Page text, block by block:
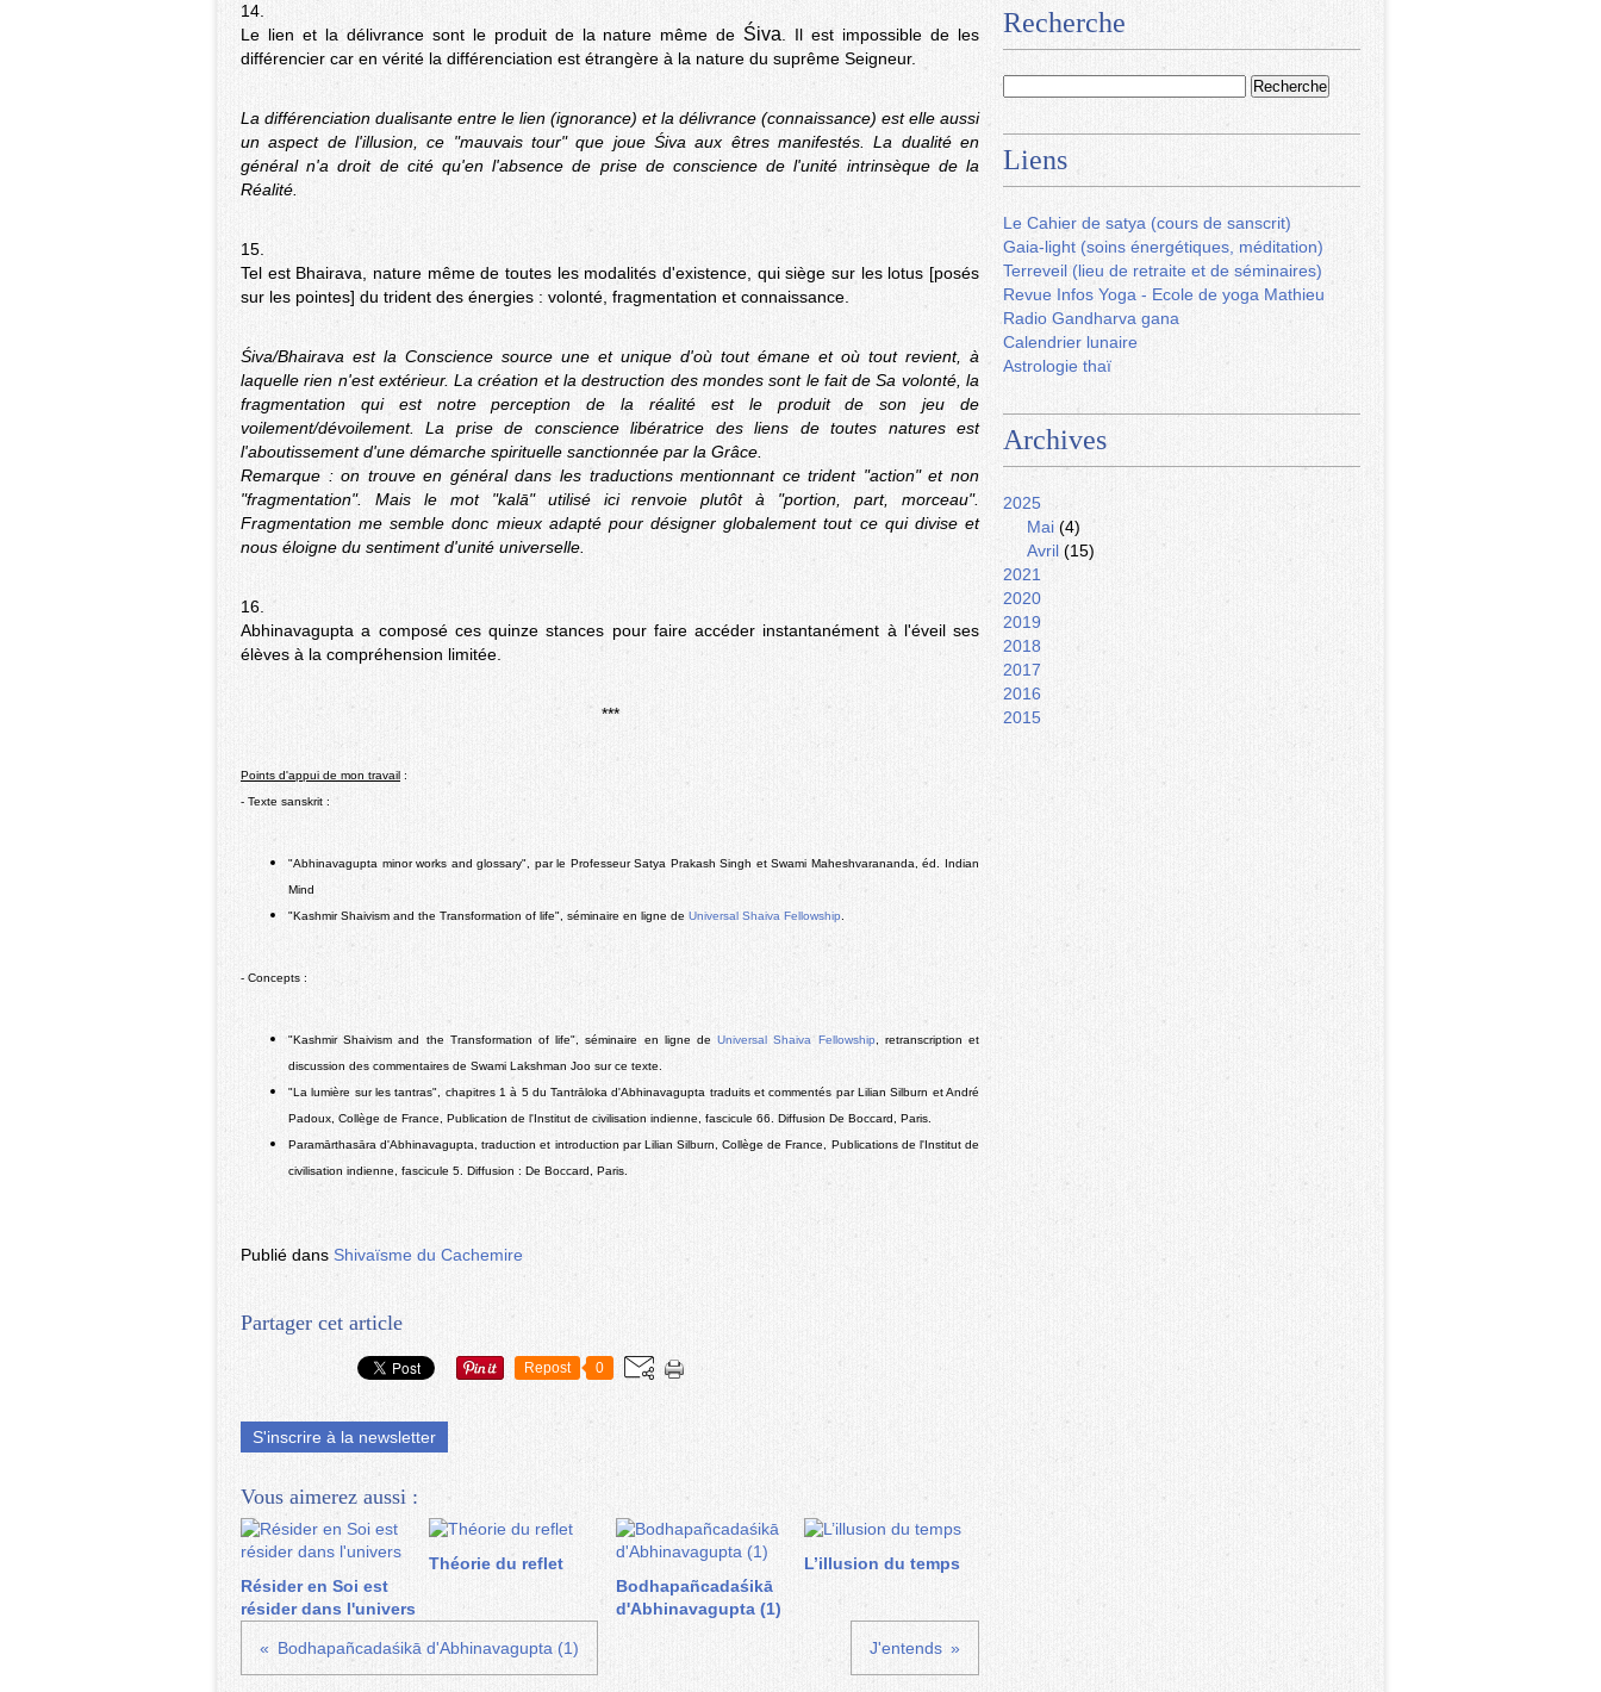
14.
Le lien et la délivrance sont le produit de la nature même deŚiva . Il est impossible de les
différencier car en vérité la différenciation est étrangère à la nature du suprême Seigneur.
La différenciation dualisante entre le lien (ignorance) et la délivrance (connaissance) est elle aussi
un aspect de l'illusion, ce "mauvais tour" que joue Śiva aux êtres manifestés. La dualité en
général n'a droit de cité qu'en l'absence de prise de conscience de l'unité intrinsèque de la
Réalité.
15.
Tel est Bhairava, nature même de toutes les modalités d'existence, qui siège sur les lotus [posés
sur les pointes] du trident des énergies : volonté, fragmentation et connaissance.
Śiva/Bhairava est la Conscience source une et unique d'où tout émane et où tout revient, à
laquelle rien n'est extérieur. La création et la destruction des mondes sont le fait de Sa volonté, la
fragmentation qui est notre perception de la réalité est le produit de son jeu de
voilement/dévoilement. La prise de conscience libératrice des liens de toutes natures est
l'aboutissement d'une démarche spirituelle sanctionnée par la Grâce.
Remarque : on trouve en général dans les traductions mentionnant ce trident "action" et non
"fragmentation". Mais le mot "kalā" utilisé ici renvoie plutôt à "portion, part, morceau".
Fragmentation me semble donc mieux adapté pour désigner globalement tout ce qui divise et
nous éloigne du sentiment d'unité universelle.
16.
Abhinavagupta a composé ces quinze stances pour faire accéder instantanément à l'éveil ses
élèves à la compréhension limitée.
***
Points d'appui de mon travail :
- Texte sanskrit :
"Abhinavagupta minor works and glossary", par le Professeur Satya Prakash Singh et Swami Maheshvarananda, éd. Indian
Mind
"Kashmir Shaivism and the Transformation of life", séminaire en ligne de Universal Shaiva Fellowship
- Concepts :
"Kashmir Shaivism and the Transformation of life", séminaire en ligne deUniversal Shaiva Fellowship, retranscription et
discussion des commentaires de Swami Lakshman Joo sur ce texte.
"La lumière sur les tantras", chapitres 1 à 5 du Tantrāloka d'Abhinavagupta traduits et commentés par Lilian Silburn et André
Padoux, Collège de France, Publication de l'Institut de civilisation indienne, fascicule 66. Diffusion De Boccard, Paris.
Paramārthasāra d'Abhinavagupta, traduction et introduction par Lilian Silburn, Collège de France, Publications de l'Institut de
civilisation indienne, fascicule 5. Diffusion : De Boccard, Paris.
Publié dans Shivaïsme du Cachemire
Partager cet article
Repost 0
S'inscrire à la newsletter
Vous aimerez aussi :
Résider en Soi est
résider dans l'univers
Théorie du reflet
Bodhapañcadaśikā
d'Abhinavagupta (1)
L’illusion du temps
Bodhapañcadaśikā d'Abhinavagupta (1) J'entends
Recherche
Liens
Le Cahier de satya (cours de sanscrit)
Gaia-light (soins énergétiques, méditation)
Terreveil (lieu de retraite et de séminaires)
Revue Infos Yoga - Ecole de yoga Mathieu
Radio Gandharva gana
Calendrier lunaire
Astrologie thaï
Archives
2025
Mai (4)
Avril (15)
2021
2020
2019
2018
2017
2016
2015